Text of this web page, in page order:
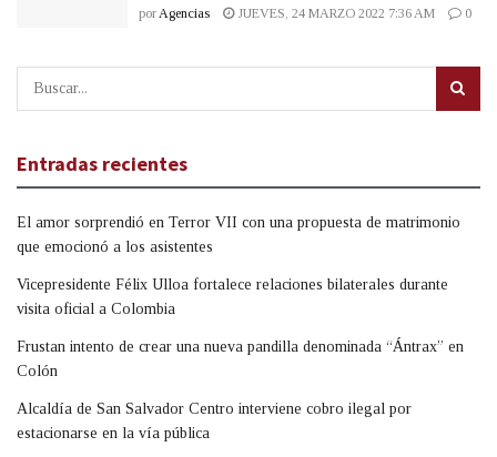
por Agencias JUEVES, 24 MARZO 2022 7:36 AM 0
Entradas recientes
El amor sorprendió en Terror VII con una propuesta de matrimonio
que emocionó a los asistentes
Vicepresidente Félix Ulloa fortalece relaciones bilaterales durante
visita oficial a Colombia
Frustan intento de crear una nueva pandilla denominada “Ántrax” en
Colón
Alcaldía de San Salvador Centro interviene cobro ilegal por
estacionarse en la vía pública